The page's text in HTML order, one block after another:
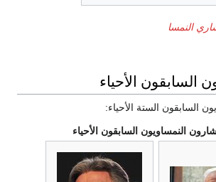
النمسا
السابقون الأحياء
السابقون الستة الأحياء:
النمساويون السابقون الأحياء